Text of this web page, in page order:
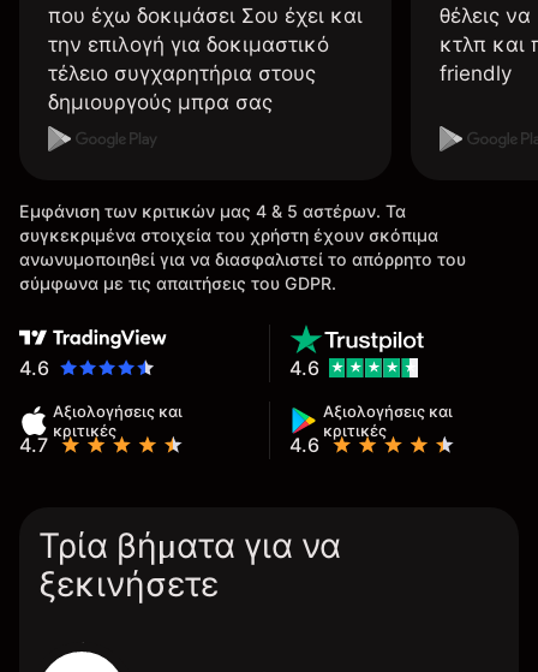
που έχω δοκιμάσει Σου έχει και
την επιλογή για δοκιμαστικό
τέλειο συγχαρητήρια στους
δημιουργούς μπρα σας
θέλεις
κτλπ και
friendly
Εμφάνιση των κριτικών μας 4 & 5 αστέρων. Τα
συγκεκριμένα στοιχεία του χρήστη έχουν σκόπιμα
ανωνυμοποιηθεί για να διασφαλιστεί το απόρρητο του
σύμφωνα με τις απαιτήσεις του GDPR.
4.6
Αξιολογήσεις και
κριτικές
4.7
Αξιολογήσεις και
κριτικές
4.6
4.6
Τρία βήματα για να
ξεκινήσετε